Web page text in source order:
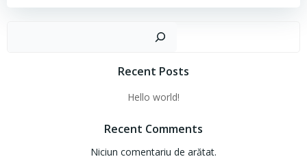
Recent Posts
Hello world!
Recent Comments
Niciun comentariu de arătat.